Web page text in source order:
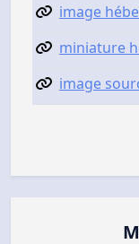
image
miniature
image